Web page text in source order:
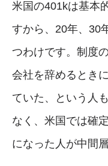
米国の401kは基本
すから、20年、30
つわけです。制度
会社を辞めるとき
ていた、という人
なく、米国では確
になった人が中間